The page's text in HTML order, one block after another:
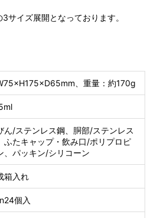
イズ展開となっております。
、重量：約170g
ん/ステンレス鋼、胴部/ステンレス
ふたキャップ・飲み口/ポリプロピ
、パッキン/シリコーン
箱入れ
個入